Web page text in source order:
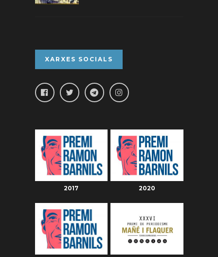
XARXES SOCIALS
2017 2020